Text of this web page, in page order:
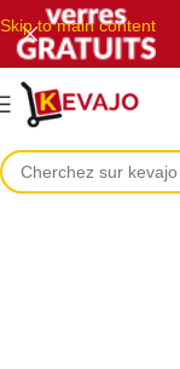
Skip to main content